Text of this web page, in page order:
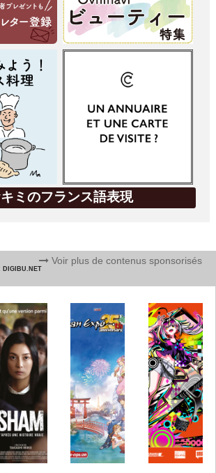
ミのフランス語表現
DIGIBU.NET
Voir plus de contenus sponsorisés